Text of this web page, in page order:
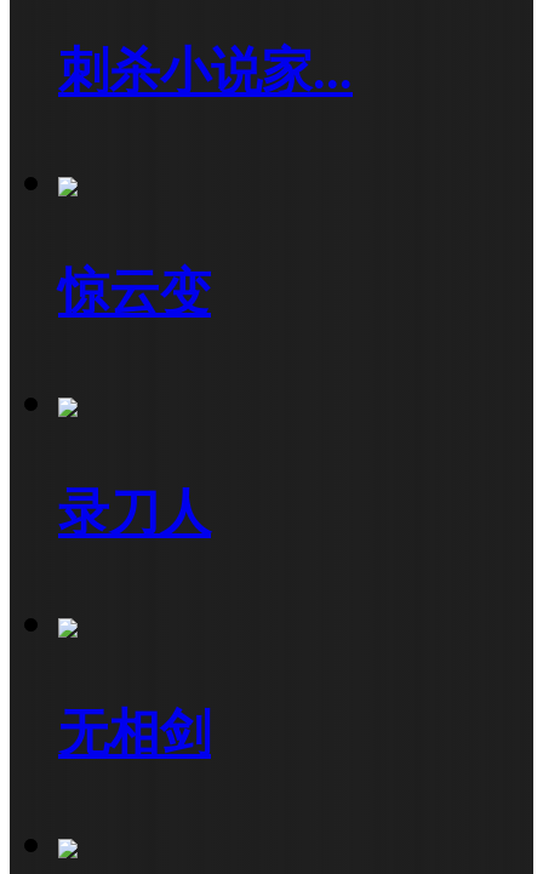
刺杀小说家...
惊云变
录刀人
无相剑